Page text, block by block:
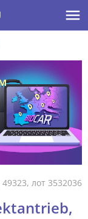
лот 3532036